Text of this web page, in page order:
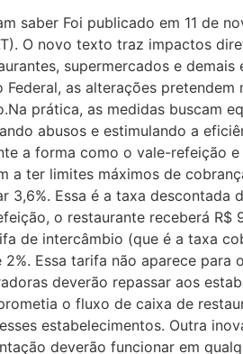
saber Foi publicado em 11 de
O novo texto traz impactos
supermercados e demais
as alterações pretendem
prática, as medidas buscam
abusos e estimulando a
a forma como o vale-refeição e
a ter limites máximos de
3,6%. Essa é a taxa descontada
o restaurante receberá R$
de intercâmbio (que é a taxa
Essa tarifa não aparece para
deverão repassar aos
o fluxo de caixa de
estabelecimentos. Outra
deverão funcionar em